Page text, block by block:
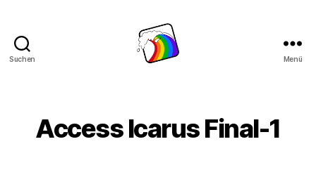
Suchen Menü
Access Icarus Final-1